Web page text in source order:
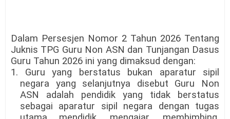
Dalam Persesjen Nomor 2 Tahun 2026 Tentang
Juknis TPG Guru Non ASN dan Tunjangan Dasus
Guru Tahun 2026 ini yang dimaksud dengan:
1. Guru yang berstatus bukan aparatur sipil
negara yang selanjutnya disebut Guru Non
ASN adalah pendidik yang tidak berstatus
sebagai aparatur sipil negara dengan tugas